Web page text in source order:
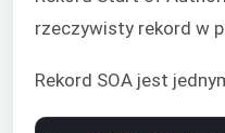
rzeczywisty rekord w
Rekord SOA jest